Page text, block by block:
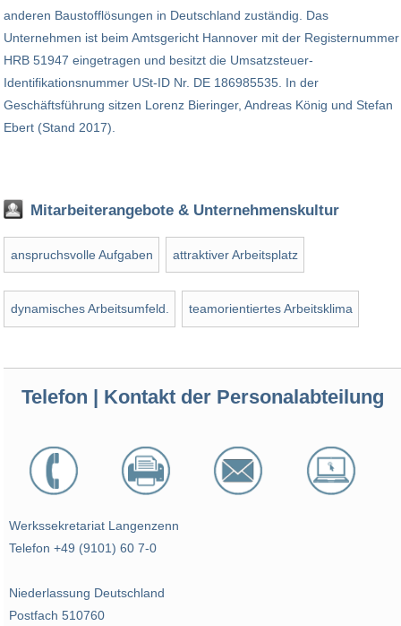
anderen Baustofflösungen in Deutschland zuständig. Das
Unternehmen ist beim Amtsgericht Hannover mit der Registernummer
HRB 51947 eingetragen und besitzt die Umsatzsteuer-
Identifikationsnummer USt-ID Nr. DE 186985535. In der
Geschäftsführung sitzen Lorenz Bieringer, Andreas König und Stefan
Ebert (Stand 2017).
Mitarbeiterangebote & Unternehmenskultur
anspruchsvolle Aufgaben attraktiver Arbeitsplatz
dynamisches Arbeitsumfeld. teamorientiertes Arbeitsklima
Telefon | Kontakt der Personalabteilung
Werkssekretariat Langenzenn
Telefon +49 (9101) 60 7-0
Niederlassung Deutschland
Postfach 510760